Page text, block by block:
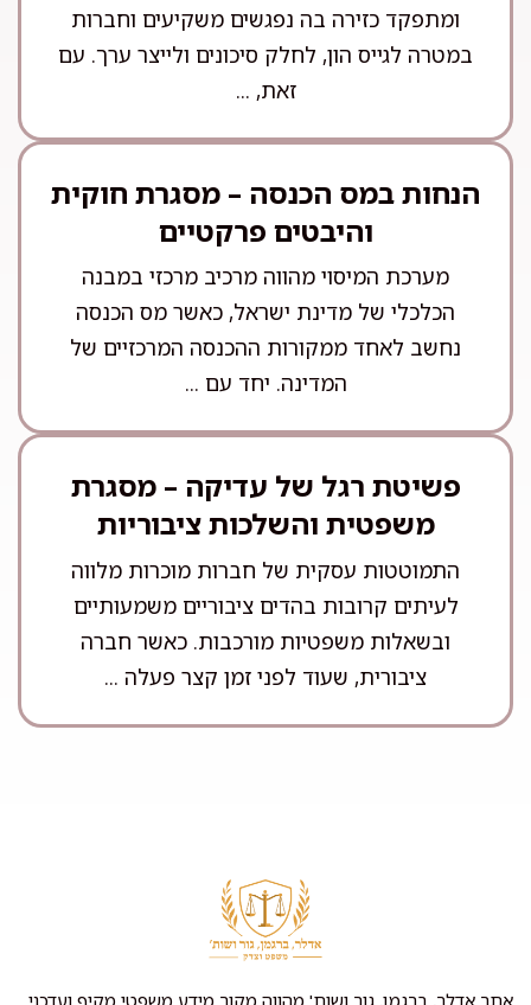
ומתפקד כזירה בה נפגשים משקיעים וחברות
במטרה לגייס הון, לחלק סיכונים ולייצר ערך. עם
זאת, ...
הנחות במס הכנסה – מסגרת חוקית
והיבטים פרקטיים
מערכת המיסוי מהווה מרכיב מרכזי במבנה
הכלכלי של מדינת ישראל, כאשר מס הכנסה
נחשב לאחד ממקורות ההכנסה המרכזיים של
המדינה. יחד עם ...
פשיטת רגל של עדיקה – מסגרת
משפטית והשלכות ציבוריות
התמוטטות עסקית של חברות מוכרות מלווה
לעיתים קרובות בהדים ציבוריים משמעותיים
ובשאלות משפטיות מורכבות. כאשר חברה
ציבורית, שעוד לפני זמן קצר פעלה ...
אתר אדלר, ברגמן, גור ושות' מהווה מקור מידע משפטי מקיף ועדכני